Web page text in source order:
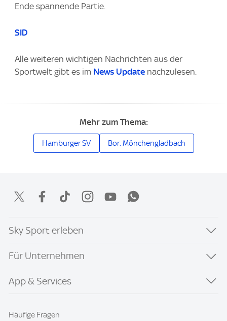
Ende spannende Partie.
SID
Alle weiteren wichtigen Nachrichten aus der
Sportwelt gibt es im News Update nachzulesen.
Mehr zum Thema:
Hamburger SV Bor. Mönchengladbach
Sky Sport erleben
Für Unternehmen
App & Services
Häufige Fragen